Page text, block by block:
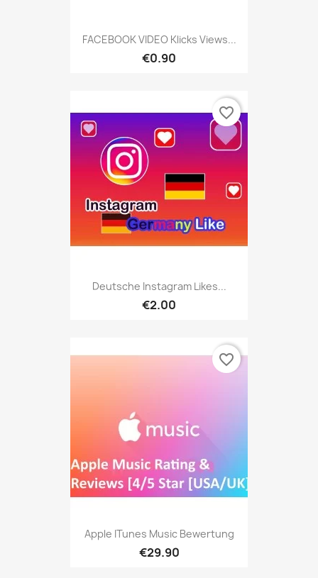
FACEBOOK VIDEO Klicks Views...
€0.90
Deutsche Instagram Likes...
€2.00
favorite_border
Apple ITunes Music Bewertung
€29.90
favorite_border